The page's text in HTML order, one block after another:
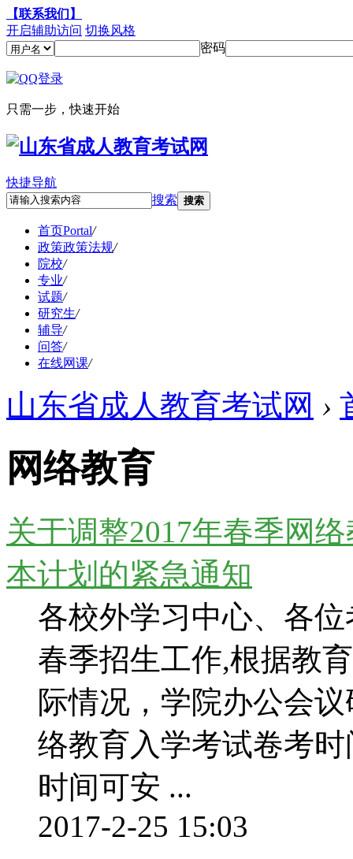
【联系我们】
开启辅助访问 切换风格
密码
只需一步，快速开始
快捷导航
搜索 搜索
首页Portal/
政策政策法规/
院校/
专业/
试题/
研究生/
辅导/
问答/
在线网课/
山东省成人教育考试网 ›
网络教育
关于调整2017年春季网
本计划的紧急通知
各校外学习中心、各
春季招生工作,根据教
际情况，学院办公会
络教育入学考试卷考
时间可安 ...
2017-2-25 15:03